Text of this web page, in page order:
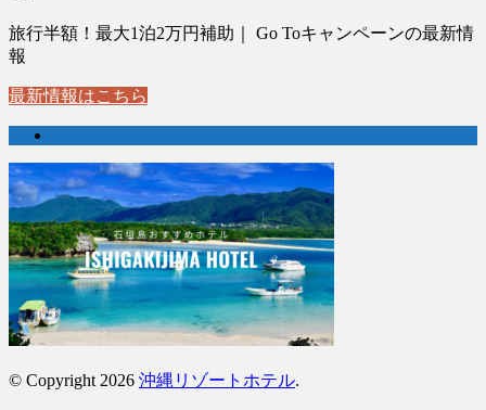
旅行半額！最大1泊2万円補助｜ Go Toキャンペーンの最新情
報
最新情報はこちら
© Copyright 2026 沖縄リゾートホテル.